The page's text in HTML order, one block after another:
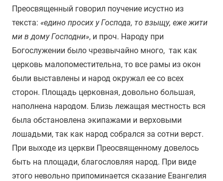
Преосвященный говорил поучение исустно из
текста: «едино просих у Господа, то взыщу, еже жити
ми в дому Господни», и проч. Народу при
Богослужении было чрезвычайно много, так как
церковь малопоместительна, то все рамы из окон
были выставлены и народ окружал ее со всех
сторон. Площадь церковная, довольно большая,
наполнена народом. Близь лежащая местность вся
была обстановлена экипажами и верховыми
лошадьми, так как народ собрался за сотни верст.
При выходе из церкви Преосвященному довелось
быть на площади, благословляя народ. При виде
этого невольно припоминается сказание Евангелия